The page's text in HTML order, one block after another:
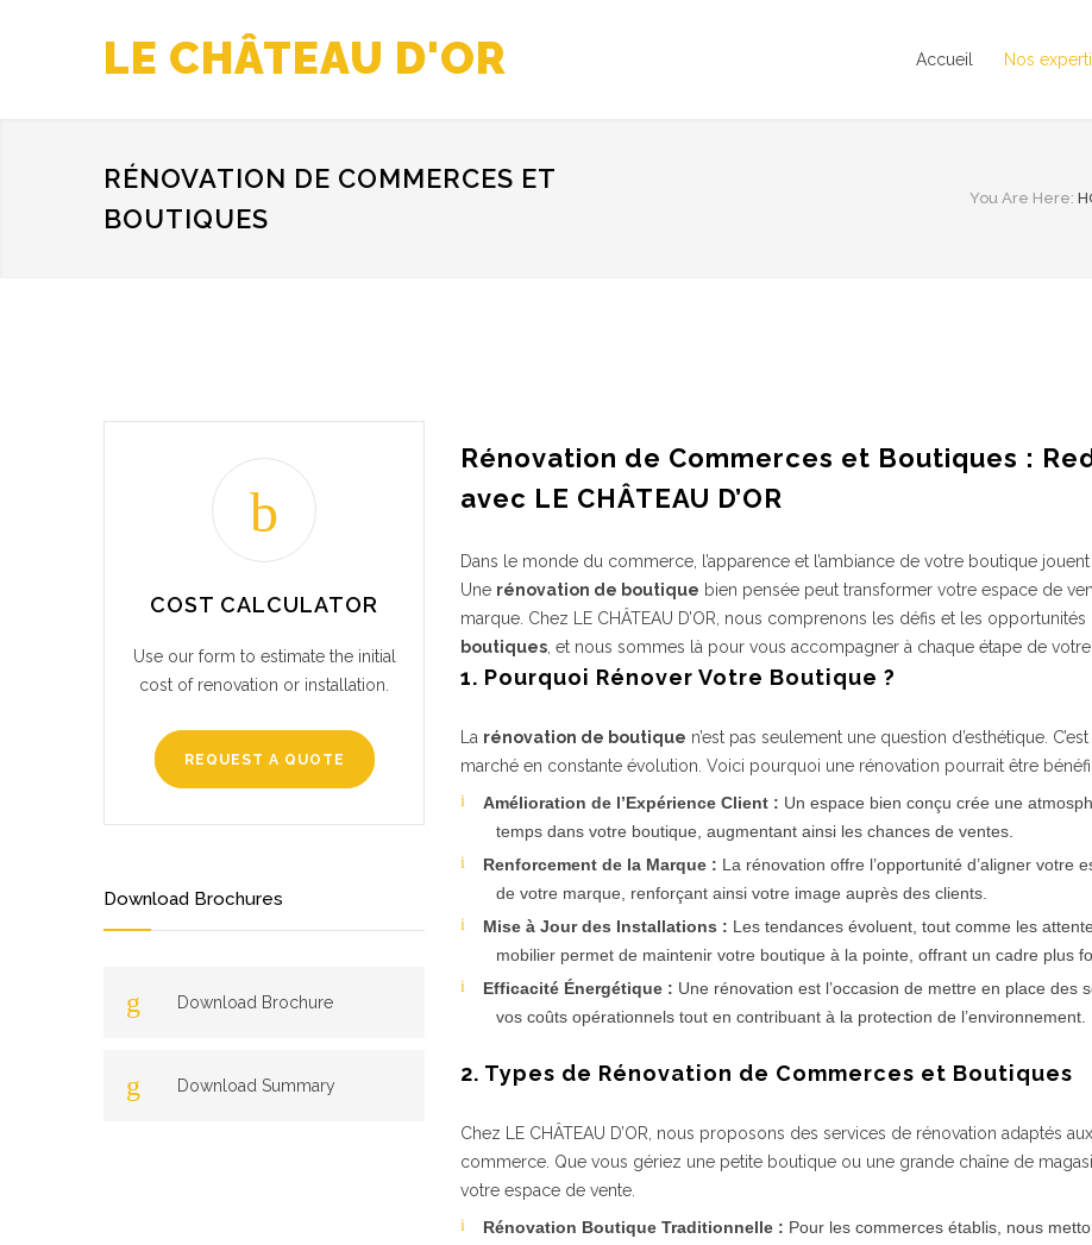
LE CHÂTEAU D'OR Accueil Nos
RÉNOVATION DE COMMERCES ET
BOUTIQUES
You Are Here:
COST CALCULATOR
Use our form to estimate the initial
cost of renovation or installation.
REQUEST A QUOTE
Download Brochures
Download Brochure
Download Summary
Rénovation de Commerces et Boutiques :
avec LE CHÂTEAU D’OR
Dans le monde du commerce, l’apparence et l’ambiance de votre boutique
Une rénovation de boutique bien pensée peut transformer votre espace de
marque. Chez LE CHÂTEAU D’OR, nous comprenons les défis et les
boutiques , et nous sommes là pour vous accompagner à chaque étape de
1. Pourquoi Rénover Votre Boutique ?
La rénovation de boutique n’est pas seulement une question d’esthétique.
marché en constante évolution. Voici pourquoi une rénovation pourrait être
Amélioration de l’Expérience Client : Un espace bien conçu crée une
temps dans votre boutique, augmentant ainsi les chances de ventes.
Renforcement de la Marque : La rénovation offre l’opportunité d’aligner votre
de votre marque, renforçant ainsi votre image auprès des clients.
Mise à Jour des Installations : Les tendances évoluent, tout comme les
mobilier permet de maintenir votre boutique à la pointe, offrant un cadre plus
Efficacité Énergétique : Une rénovation est l’occasion de mettre en place des
vos coûts opérationnels tout en contribuant à la protection de l’environnement.
2. Types de Rénovation de Commerces et Boutiques
Chez LE CHÂTEAU D’OR, nous proposons des services de rénovation adaptés
commerce. Que vous gériez une petite boutique ou une grande chaîne de
votre espace de vente.
Rénovation Boutique Traditionnelle : Pour les commerces établis, nous